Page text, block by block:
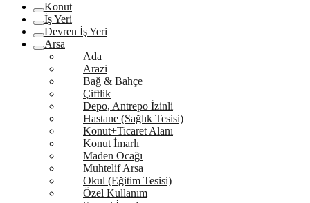
Konut
İş Yeri
Devren İş Yeri
Arsa
Ada
Arazi
Bağ & Bahçe
Çiftlik
Depo, Antrepo İzinli
Hastane (Sağlık Tesisi)
Konut+Ticaret Alanı
Konut İmarlı
Maden Ocağı
Muhtelif Arsa
Okul (Eğitim Tesisi)
Özel Kullanım